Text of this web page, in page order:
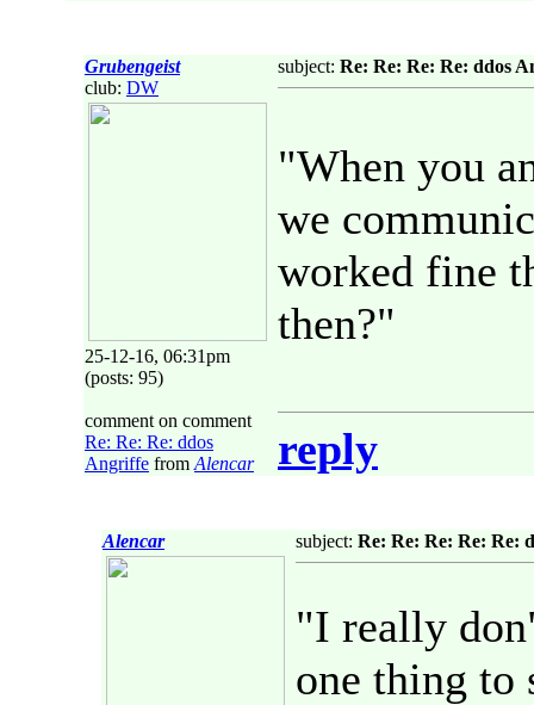
Grubengeist
club: DW
25-12-16, 06:31pm
(posts: 95)
comment on comment
Re: Re: Re: ddos
Angriffe from Alencar
subject: Re: Re: Re: Re: ddos
"When you
we
worked fine
then?"
reply
Alencar subject: Re: Re: Re: Re: Re:
"I really
one thing to